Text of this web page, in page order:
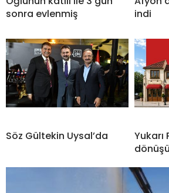
sonra evlenmiş
indi
Söz Gültekin Uysal’da
Yukarı